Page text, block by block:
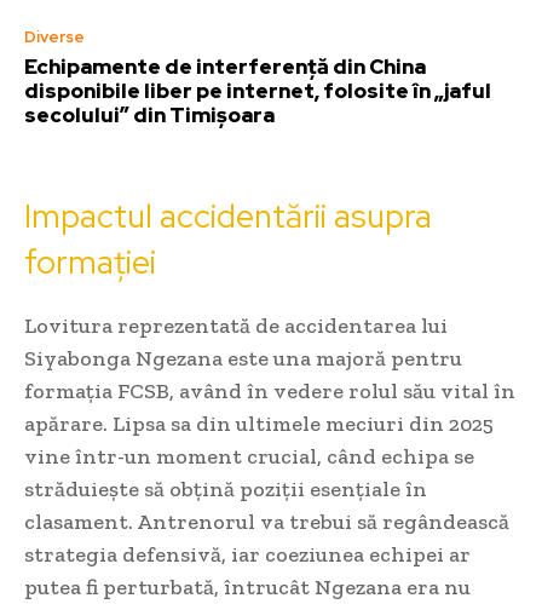
Diverse
Echipamente de interferență din China
disponibile liber pe internet, folosite în „jaful
secolului” din Timișoara
Impactul accidentării asupra
formației
Lovitura reprezentată de accidentarea lui
Siyabonga Ngezana este una majoră pentru
formația FCSB, având în vedere rolul său vital în
apărare. Lipsa sa din ultimele meciuri din 2025
vine într-un moment crucial, când echipa se
străduiește să obțină poziții esențiale în
clasament. Antrenorul va trebui să regândească
strategia defensivă, iar coeziunea echipei ar
putea fi perturbată, întrucât Ngezana era nu